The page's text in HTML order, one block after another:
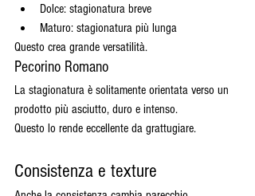
Dolce: stagionatura breve
Maturo: stagionatura più lunga
Questo crea grande versatilità.
Pecorino Romano
La stagionatura è solitamente orientata verso un
prodotto più asciutto, duro e intenso.
Questo lo rende eccellente da grattugiare.
Consistenza e texture